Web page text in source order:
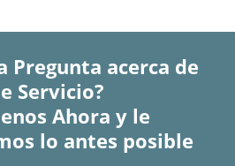
Pregunta acerca de
Servicio?
Ahora y le
lo antes posible